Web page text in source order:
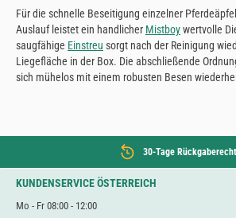
Für die schnelle Beseitigung einzelner
Auslauf leistet ein handlicher Mistboywertvolle
saugfähige Einstreu sorgt nach der Reinigung
Liegefläche in der Box. Die abschließende
sich mühelos mit einem robusten Besen
30-Tage Rückgaberecht
KUNDENSERVICE ÖSTERREICH
Mo - Fr 08:00 - 12:00